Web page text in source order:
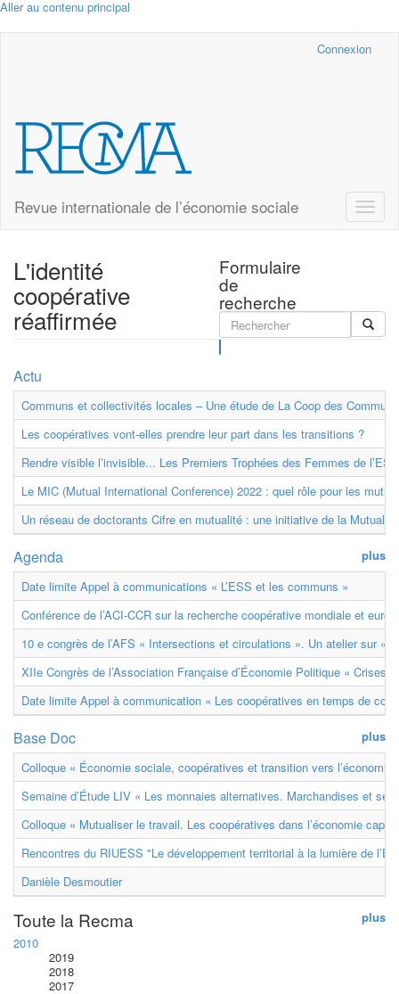
Aller au contenu principal
Connexion
Revue internationale de l’économie sociale
Toggle
Formulaire
de
recherche
L'identité
coopérative
réaffirmée
Actu
Communs et collectivités locales – Une étude de La Coop des
Les coopératives vont-elles prendre leur part dans les transitions ?
Rendre visible l’invisible... Les Premiers Trophées des Femmes de
Le MIC (Mutual International Conference) 2022 : quel rôle pour les
Un réseau de doctorants Cifre en mutualité : une initiative de la
plus
Agenda
Date limite Appel à communications « L’ESS et les communs »
Conférence de l’ACI-CCR sur la recherche coopérative mondiale et
10 e congrès de l’AFS « Intersections et circulations ». Un atelier sur «
XIIe Congrès de l’Association Française d’Économie Politique « Crises
Date limite Appel à communication « Les coopératives en temps de
plus
Base Doc
Colloque « Économie sociale, coopératives et transition vers
Semaine d’Étude LIV « Les monnaies alternatives. Marchandises et
Colloque « Mutualiser le travail. Les coopératives dans l’économie
Rencontres du RIUESS "Le développement territorial à la lumière de
Danièle Desmoutier
plus
Toute la Recma
2010
2019
2018
2017